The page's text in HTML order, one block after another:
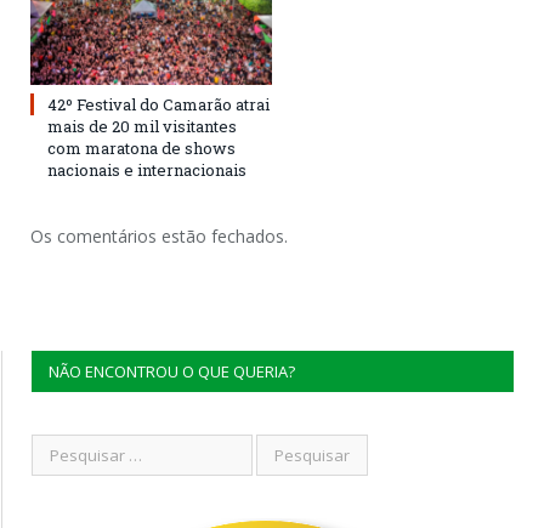
42º Festival do Camarão atrai
mais de 20 mil visitantes
com maratona de shows
nacionais e internacionais
Os comentários estão fechados.
NÃO ENCONTROU O QUE QUERIA?